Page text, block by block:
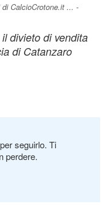
CalcioCrotone.it ... -
divieto di vendita
di Catanzaro
seguirlo. Ti
perdere.